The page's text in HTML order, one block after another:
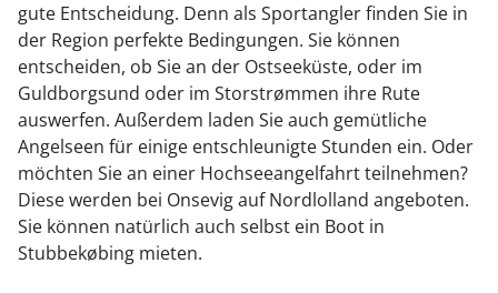
gute Entscheidung. Denn als Sportangler finden Sie in
der Region perfekte Bedingungen. Sie können
entscheiden, ob Sie an der Ostseeküste, oder im
Guldborgsund oder im Storstrømmen ihre Rute
auswerfen. Außerdem laden Sie auch gemütliche
Angelseen für einige entschleunigte Stunden ein. Oder
möchten Sie an einer Hochseeangelfahrt teilnehmen?
Diese werden bei Onsevig auf Nordlolland angeboten.
Sie können natürlich auch selbst ein Boot in
Stubbekøbing mieten.